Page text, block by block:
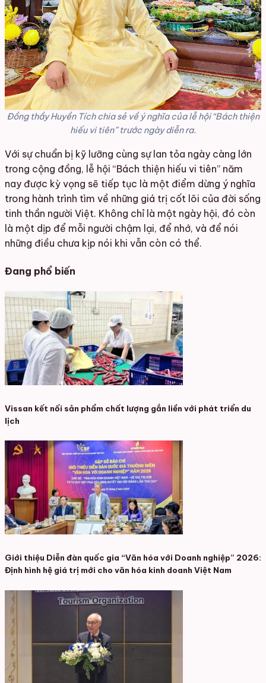
Đồng thầy Huyền Tích chia sẻ về ý nghĩa của lễ hội “Bách thiện
hiếu vi tiên” trước ngày diễn ra.
Với sự chuẩn bị kỹ lưỡng cùng sự lan tỏa ngày càng lớn
trong cộng đồng, lễ hội “Bách thiện hiếu vi tiên” năm
nay được kỳ vọng sẽ tiếp tục là một điểm dừng ý nghĩa
trong hành trình tìm về những giá trị cốt lõi của đời sống
tinh thần người Việt. Không chỉ là một ngày hội, đó còn
là một dịp để mỗi người chậm lại, để nhớ, và để nói
những điều chưa kịp nói khi vẫn còn có thể.
Đang phổ biến
Vissan kết nối sản phẩm chất lượng gắn liền với phát triển du
lịch
Giới thiệu Diễn đàn quốc gia “Văn hóa với Doanh nghiệp” 2026:
Định hình hệ giá trị mới cho văn hóa kinh doanh Việt Nam